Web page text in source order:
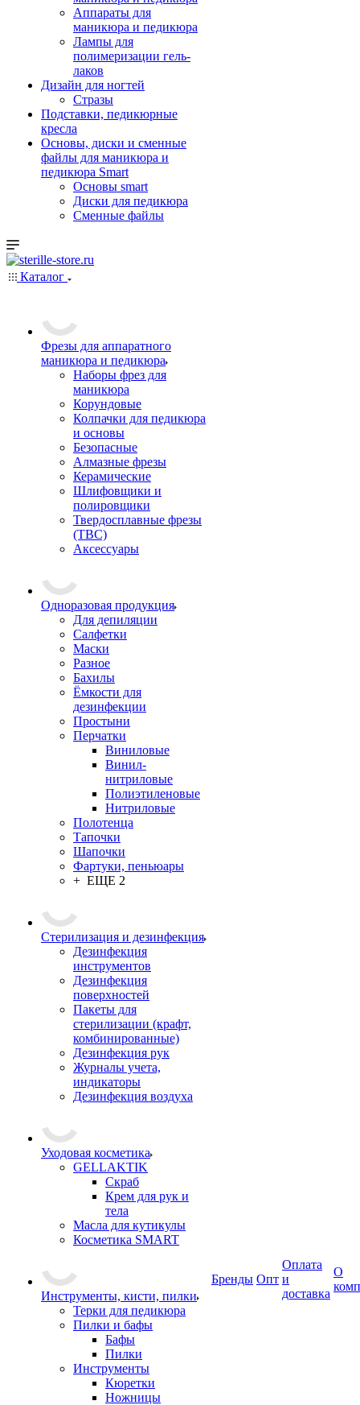
Аппараты для
маникюра и педикюра
Лампы для
полимеризации гель-
лаков
Дизайн для ногтей
Стразы
Подставки, педикюрные
кресла
Основы, диски и сменные
файлы для маникюра и
педикюра Smart
Основы smart
Диски для педикюра
Сменные файлы
Каталог
Фрезы для аппаратного
маникюра и педикюра
Наборы фрез для
маникюра
Корундовые
Колпачки для педикюра
и основы
Безопасные
Алмазные фрезы
Керамические
Шлифовщики и
полировщики
Твердосплавные фрезы
(ТВС)
Аксессуары
Одноразовая продукция
Для депиляции
Салфетки
Маски
Разное
Бахилы
Ёмкости для
дезинфекции
Простыни
Перчатки
Виниловые
Винил-
нитриловые
Полиэтиленовые
Нитриловые
Полотенца
Тапочки
Шапочки
Фартуки, пеньюары
+ ЕЩЕ 2
Стерилизация и дезинфекция
Дезинфекция
инструментов
Дезинфекция
поверхностей
Пакеты для
стерилизации (крафт,
комбинированные)
Дезинфекция рук
Журналы учета,
индикаторы
Дезинфекция воздуха
Уходовая косметика
GELLAKTIK
Скраб
Крем для рук и
тела
Масла для кутикулы
Косметика SMART
Инструменты, кисти, пилки
Терки для педикюра
Пилки и бафы
Бафы
Пилки
Инструменты
Кюретки
Ножницы
Бренды Опт
Оплата
и
доставка
О